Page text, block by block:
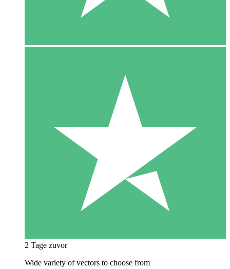
2 Tage zuvor
Wide variety of vectors to choose from